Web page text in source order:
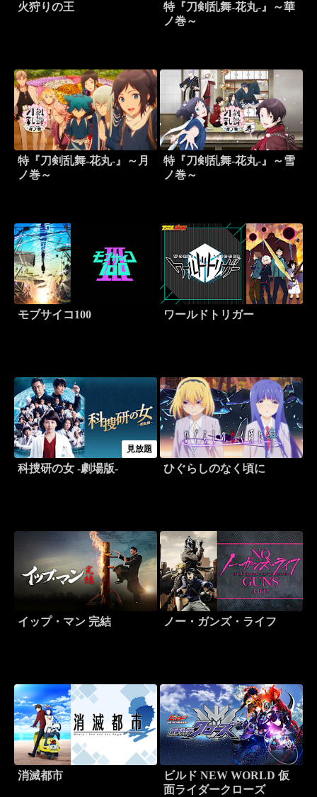
火狩りの王
特『刀剣乱舞-花丸-』～華
ノ巻～
特『刀剣乱舞-花丸-』～月
ノ巻～
特『刀剣乱舞-花丸-』～雪
ノ巻～
モブサイコ100 ワールドトリガー
見放題
科捜研の女 -劇場版- ひぐらしのなく頃に
イップ・マン 完結 ノー・ガンズ・ライフ
消滅都市
ビルド NEW WORLD 仮
面ライダークローズ